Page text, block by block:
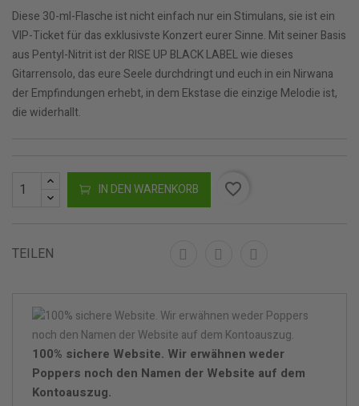
Diese 30-ml-Flasche ist nicht einfach nur ein Stimulans, sie ist ein
VIP-Ticket für das exklusivste Konzert eurer Sinne. Mit seiner Basis
aus Pentyl-Nitrit ist der RISE UP BLACK LABEL wie dieses
Gitarrensolo, das eure Seele durchdringt und euch in ein Nirwana
der Empfindungen erhebt, in dem Ekstase die einzige Melodie ist,
die widerhallt.
IN DEN WARENKORB favorite_border
TEILEN
100% sichere Website. Wir erwähnen weder
Poppers noch den Namen der Website auf dem
Kontoauszug.